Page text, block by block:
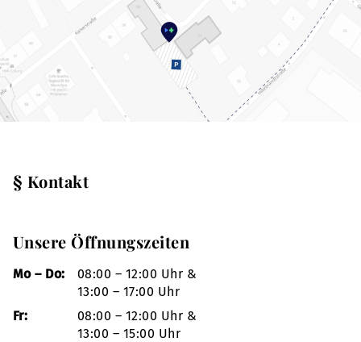
§ Kontakt
Unsere Öffnungszeiten
Mo – Do:
08:00 – 12:00 Uhr &
13:00 – 17:00 Uhr
Fr:
08:00 – 12:00 Uhr &
13:00 – 15:00 Uhr